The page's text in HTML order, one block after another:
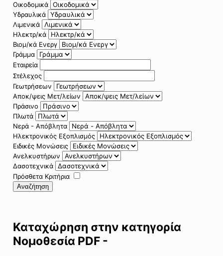
Οικοδομικά
Υδραυλικά
Λιμενικά
Ηλεκτρ/κά
Βιομ/κά Ενεργ
Γράμμα
Εταιρεία
Στέλεχος
Γεωτρήσεων
Αποκ/ψεις Μετ/λείων
Πράσινο
Πλωτά
Νερά - Απόβλητα
Ηλεκτρονικός Εξοπλισμός
Ειδικές Μονώσεις
Ανελκυστήρων
Δασοτεχνικά
Πρόσθετα Κριτήρια
Αναζήτηση
Καταχώρηση στην κατηγορία
Νομοθεσία PDF -